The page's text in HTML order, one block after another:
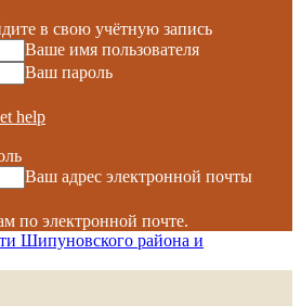
в свою учётную запись
Ваше имя пользователя
Ваш пароль
help
Ваш адрес электронной почты
по электронной почте.
Шипуновского района и